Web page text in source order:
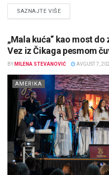
SAZNAJTE VIŠEDETAILS
„Mala kuća“ kao most
Vez iz Čikaga pesmom
BY MILENA STEVANOVIĆ AVGUST 7,
AMERIKA